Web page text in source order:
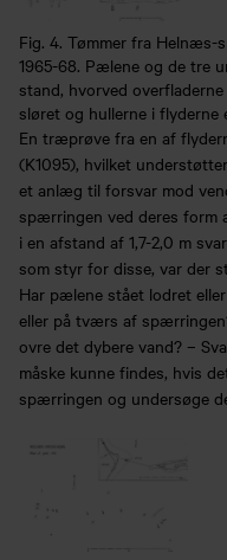
Fig. 4. Tømmer fra
1965-68. Pælene og de tre
stand, hvorved
sløret og hullerne i flyderne
En træprøve fra en af
(K1095), hvilket
et anlæg til forsvar mod
spærringen ved deres form
i en afstand af 1,7-2,0 m
som styr for disse, var der
Har pælene stået lodret
eller på tværs af
ovre det dybere vand? –
måske kunne findes, hvis
spærringen og undersøge